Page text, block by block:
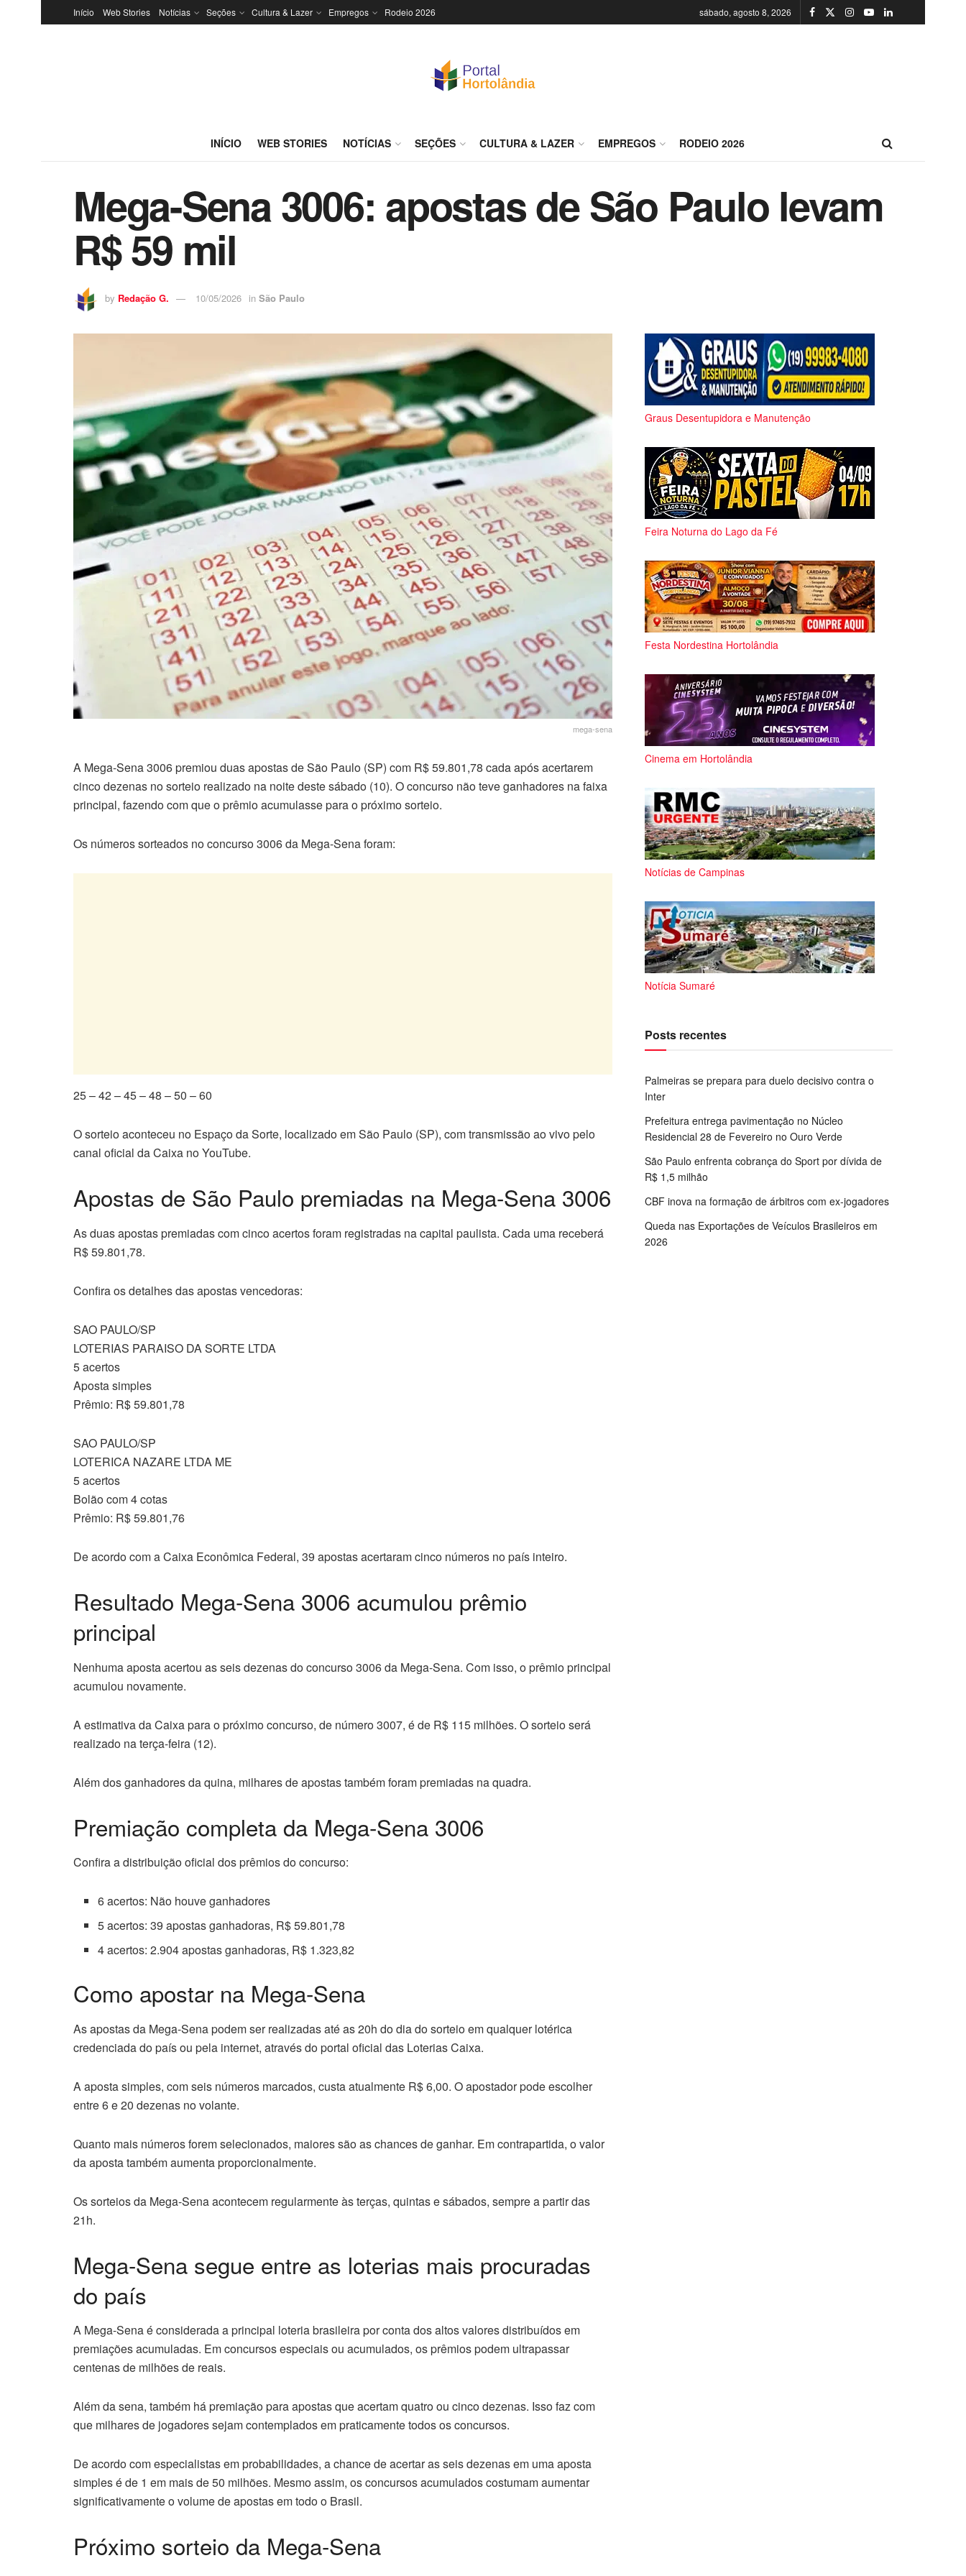
Início Web Stories Notícias Seções Cultura & Lazer Empregos Rodeio 2026 sábado, agosto 8, 2026
INÍCIO WEB STORIES NOTÍCIAS SEÇÕES CULTURA & LAZER EMPREGOS RODEIO 2026
Mega-Sena 3006: apostas de São Paulo levam
R$ 59 mil
by Redação G. 10/05/2026 in São Paulo
mega-sena
A Mega-Sena 3006 premiou duas apostas de São Paulo (SP) com R$ 59.801,78 cada após acertarem
cinco dezenas no sorteio realizado na noite deste sábado (10). O concurso não teve ganhadores na faixa
principal, fazendo com que o prêmio acumulasse para o próximo sorteio.
Os números sorteados no concurso 3006 da Mega-Sena foram:
25 – 42 – 45 – 48 – 50 – 60
O sorteio aconteceu no Espaço da Sorte, localizado em São Paulo (SP), com transmissão ao vivo pelo
canal oficial da Caixa no YouTube.
Apostas de São Paulo premiadas na Mega-Sena 3006
As duas apostas premiadas com cinco acertos foram registradas na capital paulista. Cada uma receberá
R$ 59.801,78.
Confira os detalhes das apostas vencedoras:
SAO PAULO/SP
LOTERIAS PARAISO DA SORTE LTDA
5 acertos
Aposta simples
Prêmio: R$ 59.801,78
SAO PAULO/SP
LOTERICA NAZARE LTDA ME
5 acertos
Bolão com 4 cotas
Prêmio: R$ 59.801,76
De acordo com a Caixa Econômica Federal, 39 apostas acertaram cinco números no país inteiro.
Resultado Mega-Sena 3006 acumulou prêmio
principal
Nenhuma aposta acertou as seis dezenas do concurso 3006 da Mega-Sena. Com isso, o prêmio principal
acumulou novamente.
A estimativa da Caixa para o próximo concurso, de número 3007, é de R$ 115 milhões. O sorteio será
realizado na terça-feira (12).
Além dos ganhadores da quina, milhares de apostas também foram premiadas na quadra.
Premiação completa da Mega-Sena 3006
Confira a distribuição oficial dos prêmios do concurso:
6 acertos: Não houve ganhadores
5 acertos: 39 apostas ganhadoras, R$ 59.801,78
4 acertos: 2.904 apostas ganhadoras, R$ 1.323,82
Como apostar na Mega-Sena
As apostas da Mega-Sena podem ser realizadas até as 20h do dia do sorteio em qualquer lotérica
credenciada do país ou pela internet, através do portal oficial das Loterias Caixa.
A aposta simples, com seis números marcados, custa atualmente R$ 6,00. O apostador pode escolher
entre 6 e 20 dezenas no volante.
Quanto mais números forem selecionados, maiores são as chances de ganhar. Em contrapartida, o valor
da aposta também aumenta proporcionalmente.
Os sorteios da Mega-Sena acontecem regularmente às terças, quintas e sábados, sempre a partir das
21h.
Mega-Sena segue entre as loterias mais procuradas
do país
A Mega-Sena é considerada a principal loteria brasileira por conta dos altos valores distribuídos em
premiações acumuladas. Em concursos especiais ou acumulados, os prêmios podem ultrapassar
centenas de milhões de reais.
Além da sena, também há premiação para apostas que acertam quatro ou cinco dezenas. Isso faz com
que milhares de jogadores sejam contemplados em praticamente todos os concursos.
De acordo com especialistas em probabilidades, a chance de acertar as seis dezenas em uma aposta
simples é de 1 em mais de 50 milhões. Mesmo assim, os concursos acumulados costumam aumentar
significativamente o volume de apostas em todo o Brasil.
Próximo sorteio da Mega-Sena
Graus Desentupidora e Manutenção
Feira Noturna do Lago da Fé
Festa Nordestina Hortolândia
Cinema em Hortolândia
Notícias de Campinas
Notícia Sumaré
Posts recentes
Palmeiras se prepara para duelo decisivo contra o
Inter
Prefeitura entrega pavimentação no Núcleo
Residencial 28 de Fevereiro no Ouro Verde
São Paulo enfrenta cobrança do Sport por dívida de
R$ 1,5 milhão
CBF inova na formação de árbitros com ex-jogadores
Queda nas Exportações de Veículos Brasileiros em
2026